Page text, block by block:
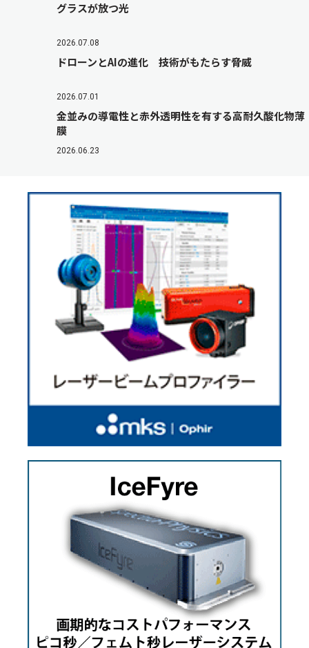
グラスが放つ光
2026.07.08
ドローンとAIの進化 技術がもたらす脅威
2026.07.01
金並みの導電性と赤外透明性を有する高耐久酸化物薄
膜
2026.06.23